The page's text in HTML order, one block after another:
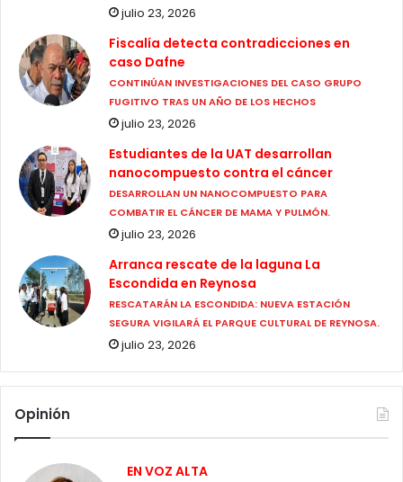
julio 23, 2026
Fiscalía detecta contradicciones en
caso Dafne
CONTINÚAN INVESTIGACIONES DEL CASO GRUPO
FUGITIVO TRAS UN AÑO DE LOS HECHOS
julio 23, 2026
Estudiantes de la UAT desarrollan
nanocompuesto contra el cáncer
DESARROLLAN UN NANOCOMPUESTO PARA
COMBATIR EL CÁNCER DE MAMA Y PULMÓN.
julio 23, 2026
Arranca rescate de la laguna La
Escondida en Reynosa
RESCATARÁN LA ESCONDIDA: NUEVA ESTACIÓN
SEGURA VIGILARÁ EL PARQUE CULTURAL DE REYNOSA.
julio 23, 2026
Opinión
EN VOZ ALTA